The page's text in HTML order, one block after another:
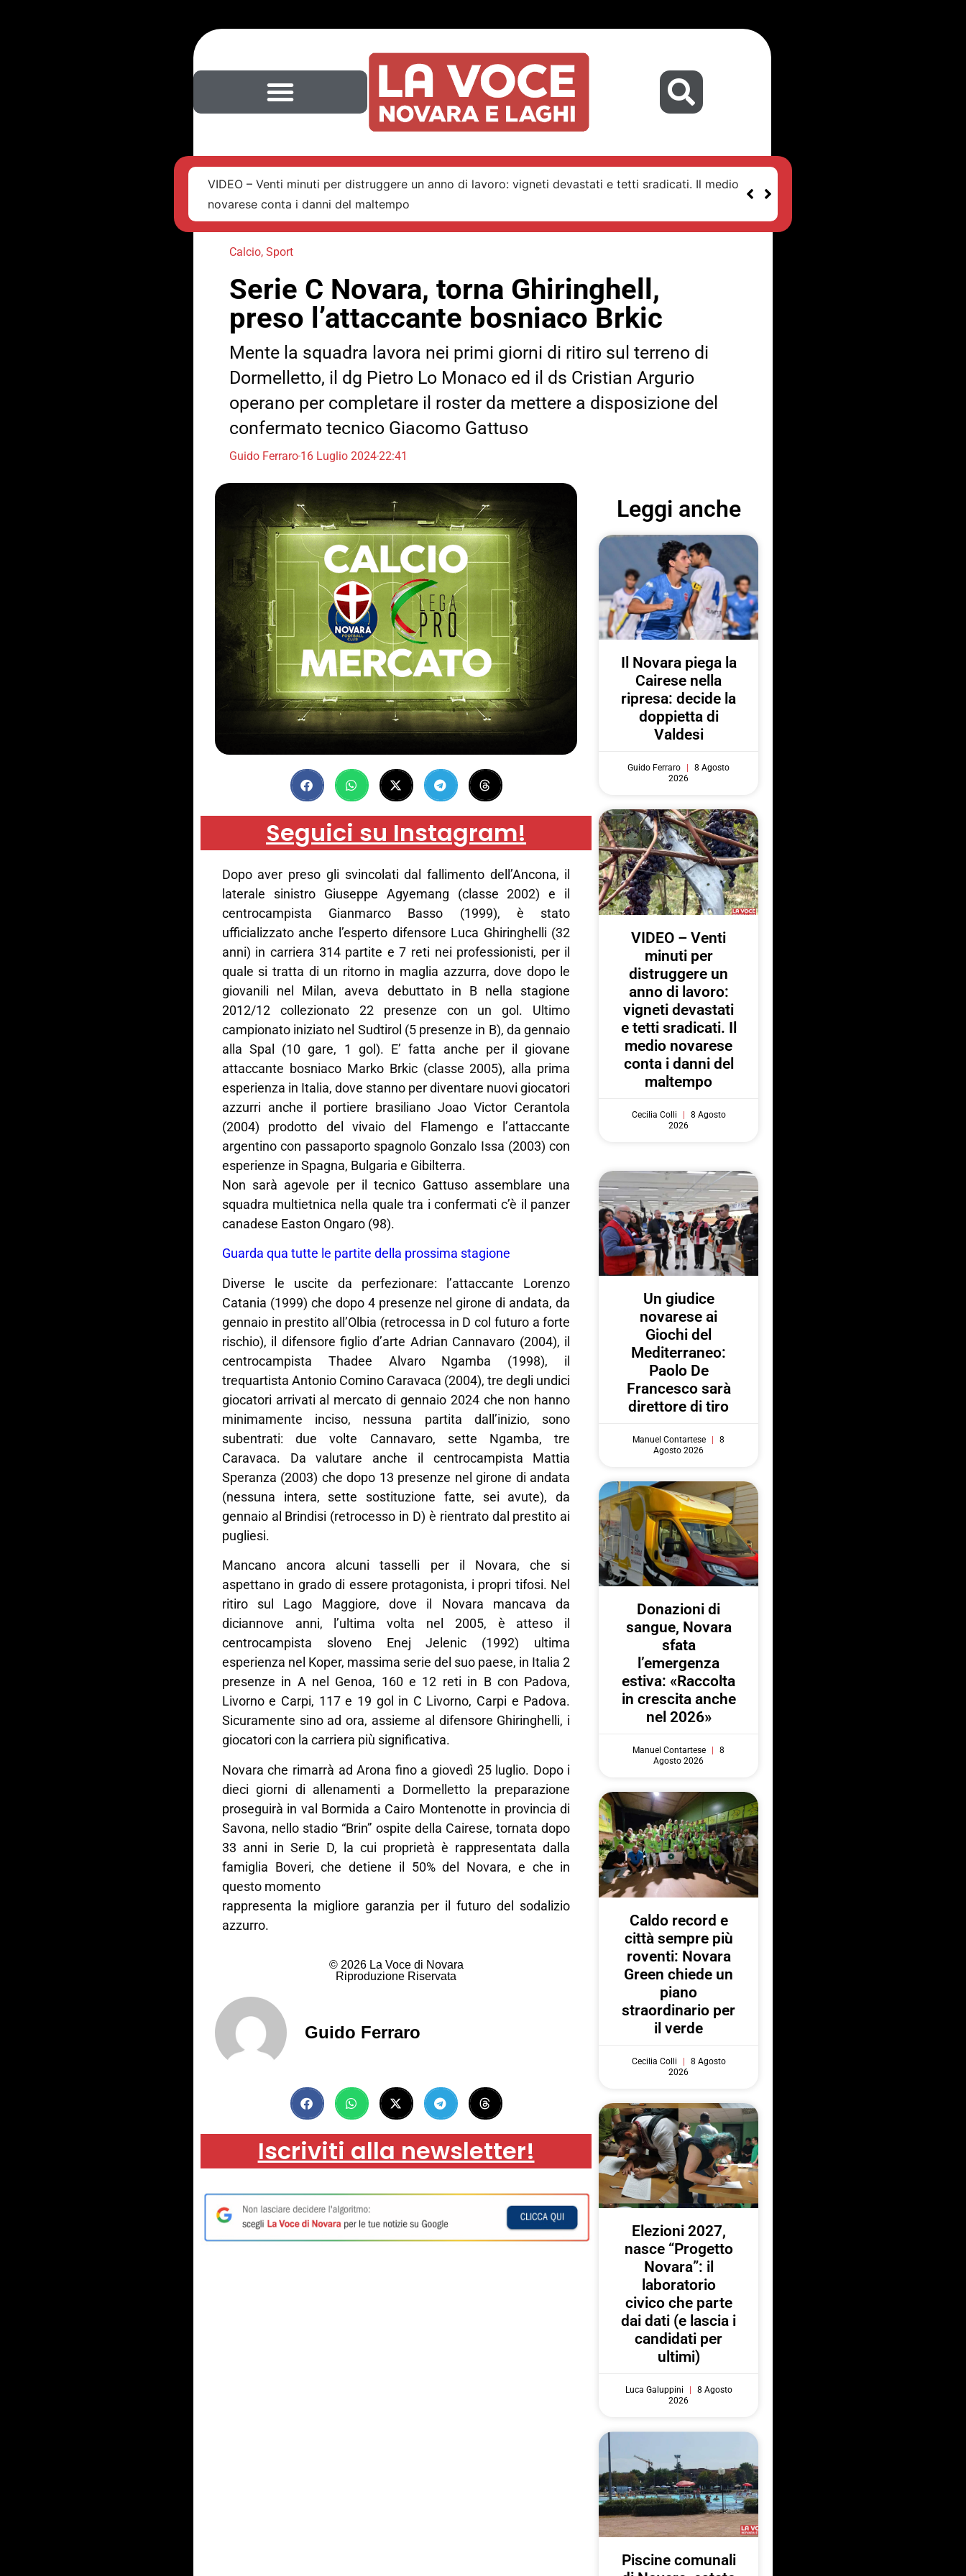
VIDEO – Venti minuti per distruggere un anno di lavoro: vigneti devastati e tetti sradicati. Il medio
novarese conta i danni del maltempo
Calcio, Sport
Serie C Novara, torna Ghiringhell,
preso l’attaccante bosniaco Brkic
Mente la squadra lavora nei primi giorni di ritiro sul terreno di
Dormelletto, il dg Pietro Lo Monaco ed il ds Cristian Argurio
operano per completare il roster da mettere a disposizione del
confermato tecnico Giacomo Gattuso
Guido Ferraro16 Luglio 202422:41
Seguici su Instagram!
Dopo aver preso gli svincolati dal fallimento dell’Ancona, il
laterale sinistro Giuseppe Agyemang (classe 2002) e il
centrocampista Gianmarco Basso (1999), è stato
ufficializzato anche l’esperto difensore Luca Ghiringhelli (32
anni) in carriera 314 partite e 7 reti nei professionisti, per il
quale si tratta di un ritorno in maglia azzurra, dove dopo le
giovanili nel Milan, aveva debuttato in B nella stagione
2012/12 collezionato 22 presenze con un gol. Ultimo
campionato iniziato nel Sudtirol (5 presenze in B), da gennaio
alla Spal (10 gare, 1 gol). E’ fatta anche per il giovane
attaccante bosniaco Marko Brkic (classe 2005), alla prima
esperienza in Italia, dove stanno per diventare nuovi giocatori
azzurri anche il portiere brasiliano Joao Victor Cerantola
(2004) prodotto del vivaio del Flamengo e l’attaccante
argentino con passaporto spagnolo Gonzalo Issa (2003) con
esperienze in Spagna, Bulgaria e Gibilterra.
Non sarà agevole per il tecnico Gattuso assemblare una
squadra multietnica nella quale tra i confermati c’è il panzer
canadese Easton Ongaro (98).
Guarda qua tutte le partite della prossima stagione
Diverse le uscite da perfezionare: l’attaccante Lorenzo
Catania (1999) che dopo 4 presenze nel girone di andata, da
gennaio in prestito all’Olbia (retrocessa in D col futuro a forte
rischio), il difensore figlio d’arte Adrian Cannavaro (2004), il
centrocampista Thadee Alvaro Ngamba (1998), il
trequartista Antonio Comino Caravaca (2004), tre degli undici
giocatori arrivati al mercato di gennaio 2024 che non hanno
minimamente inciso, nessuna partita dall’inizio, sono
subentrati: due volte Cannavaro, sette Ngamba, tre
Caravaca. Da valutare anche il centrocampista Mattia
Speranza (2003) che dopo 13 presenze nel girone di andata
(nessuna intera, sette sostituzione fatte, sei avute), da
gennaio al Brindisi (retrocesso in D) è rientrato dal prestito ai
pugliesi.
Mancano ancora alcuni tasselli per il Novara, che si
aspettano in grado di essere protagonista, i propri tifosi. Nel
ritiro sul Lago Maggiore, dove il Novara mancava da
diciannove anni, l’ultima volta nel 2005, è atteso il
centrocampista sloveno Enej Jelenic (1992) ultima
esperienza nel Koper, massima serie del suo paese, in Italia 2
presenze in A nel Genoa, 160 e 12 reti in B con Padova,
Livorno e Carpi, 117 e 19 gol in C Livorno, Carpi e Padova.
Sicuramente sino ad ora, assieme al difensore Ghiringhelli, i
giocatori con la carriera più significativa.
Novara che rimarrà ad Arona fino a giovedì 25 luglio. Dopo i
dieci giorni di allenamenti a Dormelletto la preparazione
proseguirà in val Bormida a Cairo Montenotte in provincia di
Savona, nello stadio “Brin” ospite della Cairese, tornata dopo
33 anni in Serie D, la cui proprietà è rappresentata dalla
famiglia Boveri, che detiene il 50% del Novara, e che in
questo momento
rappresenta la migliore garanzia per il futuro del sodalizio
azzurro.
© 2026 La Voce di Novara
Riproduzione Riservata
Guido Ferraro
Iscriviti alla newsletter!
Leggi anche
Il Novara piega la
Cairese nella
ripresa: decide la
doppietta di
Valdesi
Guido Ferraro
8 Agosto
2026
VIDEO – Venti
minuti per
distruggere un
anno di lavoro:
vigneti devastati
e tetti sradicati. Il
medio novarese
conta i danni del
maltempo
Cecilia Colli
8 Agosto
2026
Un giudice
novarese ai
Giochi del
Mediterraneo:
Paolo De
Francesco sarà
direttore di tiro
Manuel Contartese
8
Agosto 2026
Donazioni di
sangue, Novara
sfata
l’emergenza
estiva: «Raccolta
in crescita anche
nel 2026»
Manuel Contartese
8
Agosto 2026
Caldo record e
città sempre più
roventi: Novara
Green chiede un
piano
straordinario per
il verde
Cecilia Colli
8 Agosto
2026
Elezioni 2027,
nasce “Progetto
Novara”: il
laboratorio
civico che parte
dai dati (e lascia i
candidati per
ultimi)
Luca Galuppini
8 Agosto
2026
Piscine comunali